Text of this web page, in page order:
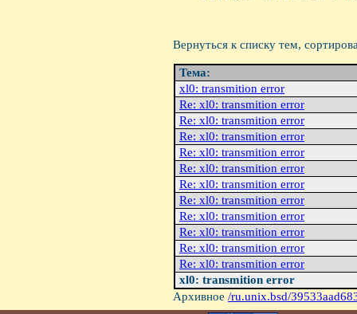
Вернуться к списку тем,
Тема:
xl0: transmition error
Re: xl0: transmition error
Re: xl0: transmition error
Re: xl0: transmition error
Re: xl0: transmition error
Re: xl0: transmition error
Re: xl0: transmition error
Re: xl0: transmition error
Re: xl0: transmition error
Re: xl0: transmition error
Re: xl0: transmition error
Re: xl0: transmition error
xl0: transmition error
Архивное /ru.unix.bsd/